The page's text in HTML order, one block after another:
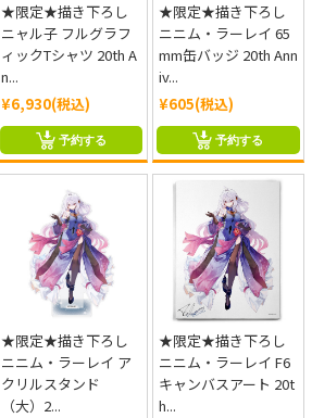
★限定★描き下ろし
ニャル子 フルグラフ
ィックTシャツ 20th A
n...
¥6,930(税込)
予約する
★限定★描き下ろし
ニニム・ラーレイ 65
mm缶バッジ 20th Ann
iv...
¥605(税込)
予約する
★限定★描き下ろし
ニニム・ラーレイ ア
クリルスタンド
（大）2...
★限定★描き下ろし
ニニム・ラーレイ F6
キャンバスアート 20t
h...